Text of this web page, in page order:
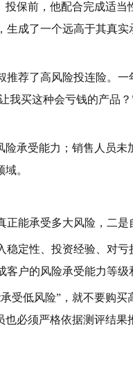
保前，他配合完成适当
成了一个远高于其真
荐了高风险投连险。
我买这种会亏钱的产品
承受能力；销售人员未
。
能承受多大风险，二是
定性、投资经验、对
户的风险承受能力等级
受低风险”，就不要购买
必须严格依据测评结果